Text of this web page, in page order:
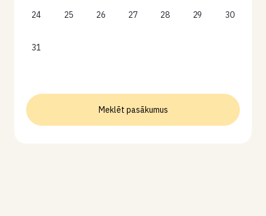
24 25 26 27 28 29 30
31
Meklēt pasākumus